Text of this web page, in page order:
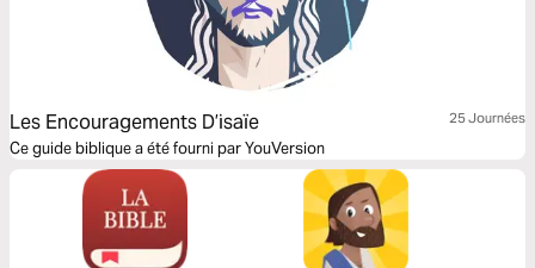
Les Encouragements D’isaïe 25 Journées
Ce guide biblique a été fourni par YouVersion